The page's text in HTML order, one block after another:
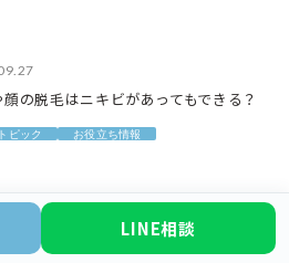
の脱毛はニキビがあってもできる？
ピック お役立ち情報
LINE相談